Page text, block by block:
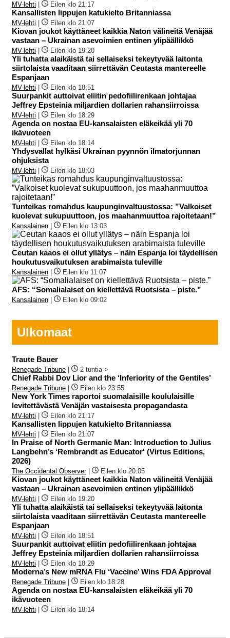
MV-lehti Eilen klo 21:17
Kansallisten lippujen katukielto Britanniassa
MV-lehti Eilen klo 21:07
Kiovan joukot käyttäneet kaikkia Naton välineitä Venäjää
vastaan – Ukrainan asevoimien entinen ylipäällikkö
MV-lehti Eilen klo 19:20
Yli tuhatta alaikäistä tai sellaiseksi tekeytyvää laitonta
siirtolaista vaaditaan siirrettävän Ceutasta mantereelle
Espanjaan
MV-lehti Eilen klo 18:51
Suurpankit auttoivat eliitin pedofiilirenkaan johtajaa
Jeffrey Epsteinia miljardien dollarien rahansiirroissa
MV-lehti Eilen klo 18:29
Agenda on nostaa EU-kansalaisten eläkeikää yli 70
ikävuoteen
MV-lehti Eilen klo 18:14
Yhdysvallat hylkäsi Ukrainan pyynnön ilmatorjunnan
ohjuksista
MV-lehti Eilen klo 18:03
Tunteikas romahdus kaupunginvaltuustossa: ”Valkoiset
kuolevat sukupuuttoon, jos maahanmuuttoa rajoitetaan!”
Kansalainen Eilen klo 13:03
Ceutan kaaos ei ollut yllätys – näin Espanja loi täydellisen
houkutusvaikutuksen arabimaista tuleville
Kansalainen Eilen klo 11:07
AFS: “Somalialaiset on kiellettävä Ruotsista – piste.”
Kansalainen Eilen klo 09:02
Ulkomaat
Traute Bauer
Renegade Tribune 2 tuntia >
Chief Rabbi Dov Lior and the ‘Inferiority of the Gentiles’
Renegade Tribune Eilen klo 23:55
New York Times raportoi suomalaisille koululaisille
levitettävästä Venäjän vastaisesta propagandasta
MV-lehti Eilen klo 21:17
Kansallisten lippujen katukielto Britanniassa
MV-lehti Eilen klo 21:07
In Praise of North Germanic Man: Introduction to Julius
Langbehn’s ‘Rembrandt as Educator‘ (Virtus Editions,
2026)
The Occidental Observer| Eilen klo 20:05
Kiovan joukot käyttäneet kaikkia Naton välineitä Venäjää
vastaan – Ukrainan asevoimien entinen ylipäällikkö
MV-lehti Eilen klo 19:20
Yli tuhatta alaikäistä tai sellaiseksi tekeytyvää laitonta
siirtolaista vaaditaan siirrettävän Ceutasta mantereelle
Espanjaan
MV-lehti Eilen klo 18:51
Suurpankit auttoivat eliitin pedofiilirenkaan johtajaa
Jeffrey Epsteinia miljardien dollarien rahansiirroissa
MV-lehti Eilen klo 18:29
Moderna’s New mRNA Flu ‘Vaccine’ Wins FDA Approval
Renegade Tribune Eilen klo 18:28
Agenda on nostaa EU-kansalaisten eläkeikää yli 70
ikävuoteen
MV-lehti Eilen klo 18:14